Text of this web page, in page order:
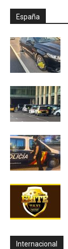
España
Internacional